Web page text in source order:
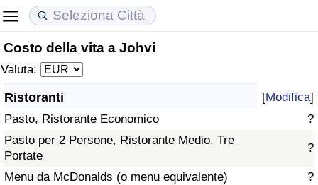
Costo della vita a Johvi
Valuta:
Ristoranti [Modifica]
Pasto, Ristorante Economico
?
Pasto per 2 Persone, Ristorante Medio, Tre
Portate
?
Menu da McDonalds (o menu equivalente)
?
Costo della vita
Indice Del Costo Della Vita (corrente)
Indice Del Costo Della Vita
Indice del Costo della Vita per Nazione
Prezzi degli immobili
Indice del Prezzo delle Case (Corrente)
Indice del Prezzo delle Case
Indice del Prezzo delle Case per Nazione
Qualità della Vita
Indice della Qualità della Vita
Indice della Qualità della Vita (Corrente)
Indice della qualità della vita per Paese